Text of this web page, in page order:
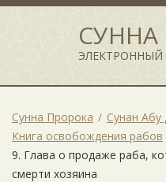
СУННА
Сунна Пророка
Сунан Абу
Книга освобождения рабов
9. Глава о продаже раба,
смерти хозяина